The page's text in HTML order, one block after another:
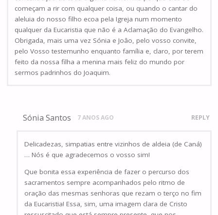
começam a rir com qualquer coisa, ou quando o cantar do
aleluia do nosso filho ecoa pela Igreja num momento
qualquer da Eucaristia que não é a Aclamação do Evangelho.
Obrigada, mais uma vez Sónia e Joâo, pelo vosso convite,
pelo Vosso testemunho enquanto família e, claro, por terem
feito da nossa filha a menina mais feliz do mundo por
sermos padrinhos do Joaquim.
Sónia Santos 7 ANOS AGO REPLY
Delicadezas, simpatias entre vizinhos de aldeia (de Caná)
… Nós é que agradecemos o vosso sim!
Que bonita essa experiência de fazer o percurso dos
sacramentos sempre acompanhados pelo ritmo de
oração das mesmas senhoras que rezam o terço no fim
da Eucaristia! Essa, sim, uma imagem clara de Cristo